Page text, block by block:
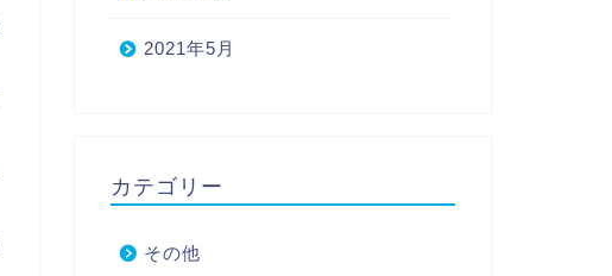
2021年5月
カテゴリー
その他